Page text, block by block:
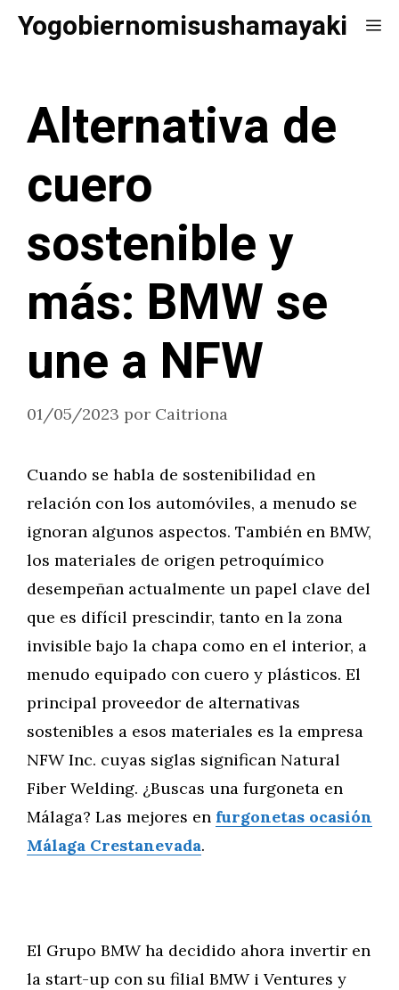
SaltarYogobiernomisushamayaki
Alternativa de
cuero
sostenible y
más: BMW se
une a NFW
01/05/2023 por Caitriona
Cuando se habla de sostenibilidad en
relación con los automóviles, a menudo se
ignoran algunos aspectos. También en BMW,
los materiales de origen petroquímico
desempeñan actualmente un papel clave del
que es difícil prescindir, tanto en la zona
invisible bajo la chapa como en el interior, a
menudo equipado con cuero y plásticos. El
principal proveedor de alternativas
sostenibles a esos materiales es la empresa
NFW Inc. cuyas siglas significan Natural
Fiber Welding. ¿Buscas una furgoneta en
Málaga? Las mejores en furgonetas ocasión
Málaga Crestanevada.
El Grupo BMW ha decidido ahora invertir en
la start-up con su filial BMW i Ventures y